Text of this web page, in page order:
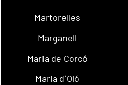
Martorelles
Marganell
Maria de Corcó
Maria d´Oló